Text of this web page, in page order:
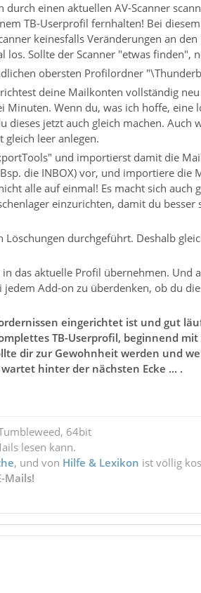
einen aktuellen AV-Scanner
TB-Userprofil fernhalten! Bei
keinesfalls Veränderungen an
Sollte der Scanner "etwas finden",
obersten Profilordner
deine Mailkonten vollständig
Minuten. Wenn du, was ich hoffe,
dieses jetzt auch gleich machen.
gleich leer anlegen.
und importierst damit die
die INBOX) vor, und importiere die
alle auf einmal! Es macht sich auch
einzurichten, damit du
durchgeführt. Deshalb
das aktuelle Profil übernehmen.
Add-on zu überdenken, ob du
eingerichtet ist und gut
TB-Userprofil, beginnend
dir zur Gewohnheit werden und
hinter der nächsten Ecke ... .
64bit
lesen kann.
, und von Hilfe & Lexikon ist völlig
Mails!